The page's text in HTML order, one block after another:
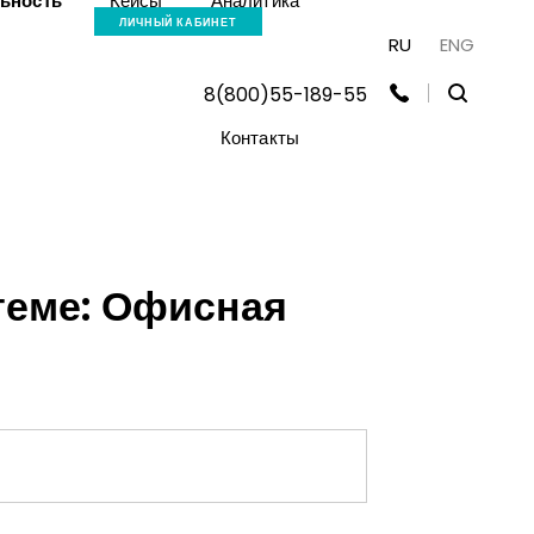
ЛИЧНЫЙ КАБИНЕТ
Контакты
RU ENG
8(800)55-189-55
Офисная